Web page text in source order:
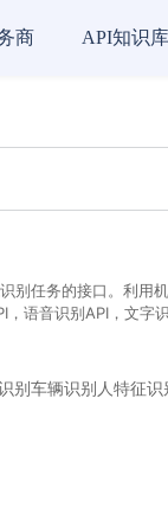
商 API知识库
别任务的接口。利
语音识别API，文
别车辆识别 人特征识